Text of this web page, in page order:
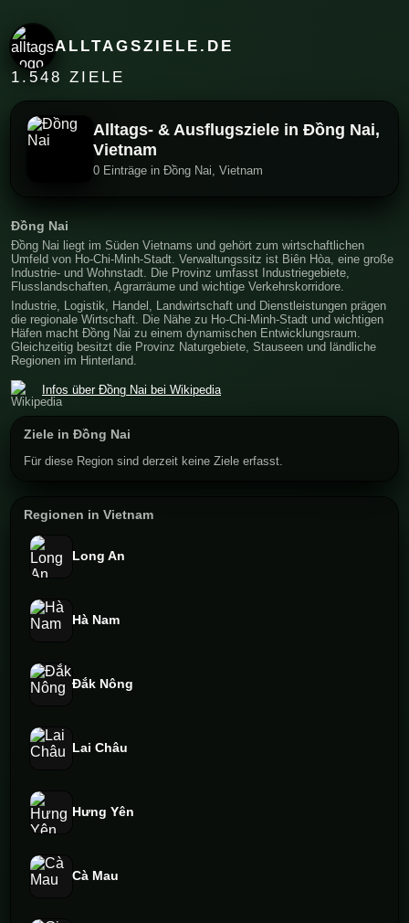
ALLTAGSZIELE.DE
1.548 ZIELE
Alltags- & Ausflugsziele in Đồng Nai,
Vietnam
0 Einträge in Đồng Nai, Vietnam
Đồng Nai
Đồng Nai liegt im Süden Vietnams und gehört zum wirtschaftlichen
Umfeld von Ho-Chi-Minh-Stadt. Verwaltungssitz ist Biên Hòa, eine große
Industrie- und Wohnstadt. Die Provinz umfasst Industriegebiete,
Flusslandschaften, Agrarräume und wichtige Verkehrskorridore.
Industrie, Logistik, Handel, Landwirtschaft und Dienstleistungen prägen
die regionale Wirtschaft. Die Nähe zu Ho-Chi-Minh-Stadt und wichtigen
Häfen macht Đồng Nai zu einem dynamischen Entwicklungsraum.
Gleichzeitig besitzt die Provinz Naturgebiete, Stauseen und ländliche
Regionen im Hinterland.
Infos über Đồng Nai bei Wikipedia
Ziele in Đồng Nai
Für diese Region sind derzeit keine Ziele erfasst.
Regionen in Vietnam
Long An
Hà Nam
Đắk Nông
Lai Châu
Hưng Yên
Cà Mau